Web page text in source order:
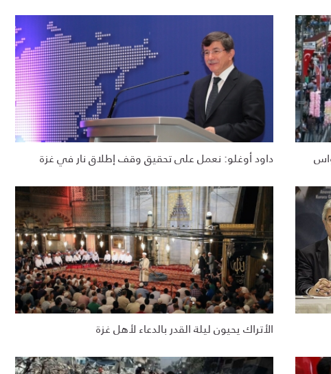
داود أوغلو: نعمل على تحقيق وقف إطلاق نار في غزة
الأتراك يحيون ليلة القدر بالدعاء لأهل غزة